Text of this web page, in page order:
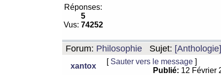
Réponses:
5
Vus: 74252
Forum: Philosophie Sujet:
xantox
[ Sauter vers le message ]
Publié: 12 Février